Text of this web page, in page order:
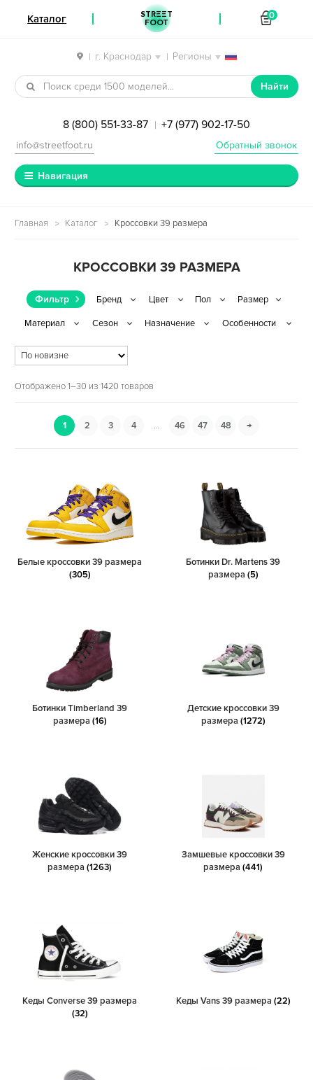
| г. Краснодар | Регионы
Перейти к навигации
Перейти к содержимому
Найти
8 (800) 551-33-87 | +7 (977) 902-17-50
Обратный звонок
info@streetfoot.ru
Навигация
Главная Каталог Кроссовки 39 размера
КРОССОВКИ 39 РАЗМЕРА
Фильтр
Отображено 1–30 из 1420 товаров
1 2 3 4 … 46 47 48 →
Белые кроссовки 39 размера
(305)
Ботинки Dr. Martens 39
размера (5)
Ботинки Timberland 39
размера (16)
Детские кроссовки 39
размера (1272)
Женские кроссовки 39
размера(1263)
Замшевые кроссовки 39
размера(441)
Кеды Converse 39 размера
(32)
Кеды Vans 39 размера (22)
Каталог STREET
FOOT
0